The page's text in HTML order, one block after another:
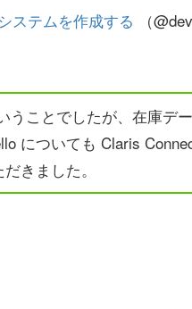
ステムを作成する （
うことでしたが、在庫デ
についても Claris
きました。